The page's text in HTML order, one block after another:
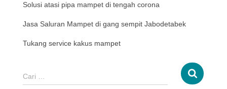
Solusi atasi pipa mampet di tengah corona
Jasa Saluran Mampet di gang sempit Jabodetabek
Tukang service kakus mampet
Cari …